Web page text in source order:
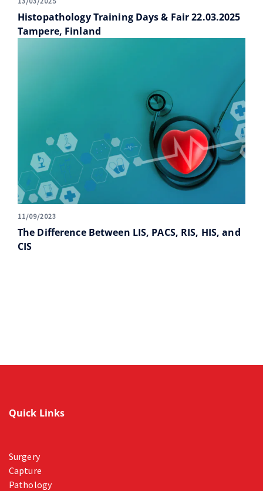
Histopathology Training Days & Fair 22.03.2025
Tampere, Finland
11/09/2023
The Difference Between LIS, PACS, RIS, HIS, and
CIS
Quick Links
Surgery
Capture
Pathology